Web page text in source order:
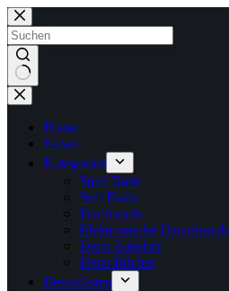
Zum
Inhalt
springen
Keine
Ergebnisse
Home
News
Kategorien
Steel Darts
Soft Darts
Dartboards
Elektronische Dartsboards
Darts Zubehör
Darts Bücher
Bestenlisten